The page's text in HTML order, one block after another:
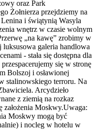
oraz Park
Żołnierza przejdziemy na
i świątynią Wasyla
wnętrz w czasie wolnym
„na kawę” zrobimy w
galeria handlowa
- stała się dostępna dla
się w stronę
Bolszoj i osławionej
stalinowskiego terroru. Na
Arcydzieło
z ziemią na rozkaz
założenia Moskwy.Uwaga:
Moskwy mogą być
i nocleg w hotelu w